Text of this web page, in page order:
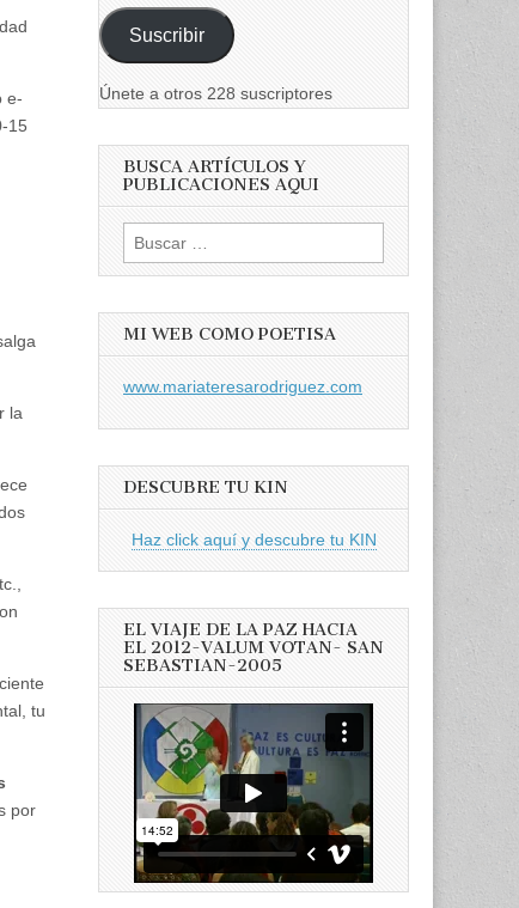
e-
15
la
tu
por
correo
electrónico
Suscribir
Únete a otros 228 suscriptores
BUSCA ARTÍCULOS Y
PUBLICACIONES AQUI
Buscar:
MI WEB COMO POETISA
www.mariateresarodriguez.com
DESCUBRE TU KIN
Haz click aquí y descubre tu KIN
EL VIAJE DE LA PAZ HACIA
EL 2012-VALUM VOTAN- SAN
SEBASTIAN-2005